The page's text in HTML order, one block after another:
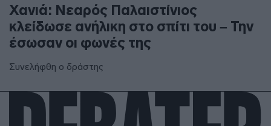
Χανιά: Νεαρός Παλαιστίνιος
κλείδωσε ανήλικη στο σπίτι του – Την
έσωσαν οι φωνές της
Συνελήφθη ο δράστης